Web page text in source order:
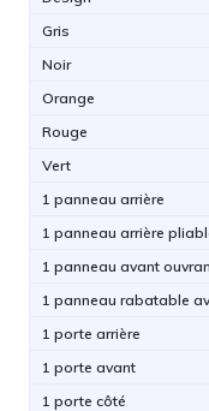
Gris
Noir
Orange
Rouge
Vert
1 panneau arrière
1 panneau arrière
1 panneau avant
1 panneau rabatable
1 porte arrière
1 porte avant
1 porte côté